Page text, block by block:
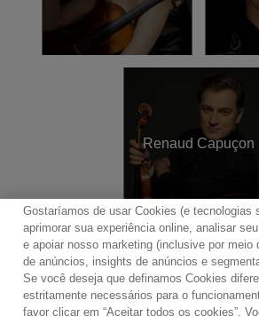
Renaud Capuçon
Contato Boletim de Notícias
Política de Privacidade
Gostaríamos de usar Cookies (e tecnologias
aprimorar sua experiência online, analisar
e apoiar nosso marketing (inclusive por meio
de anúncios, insights de anúncios e
Se você deseja que definamos Cookies
estritamente necessários para o
favor clicar em “Aceitar todos os cookies”.